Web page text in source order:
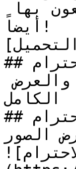
أيضاً!
[أنتقل إلي قسم التحميل](#download_section)
## شاهد دودو يتعلم الاحترام PDF أونلاين
تنبيه: اضغط علي أيقونة التلفزيون للتكبير والعرض
الكامل
## معرض الصور: دودو يتعلم الاحترام
الصور
![الصورة: قصة دودو يتعلم الاحترام]